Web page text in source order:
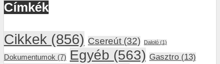
Címkék
Cikkek (856) Csereút (32) Daloló (1)
Dokumentumok (7) Egyéb (563) Gasztro (13)